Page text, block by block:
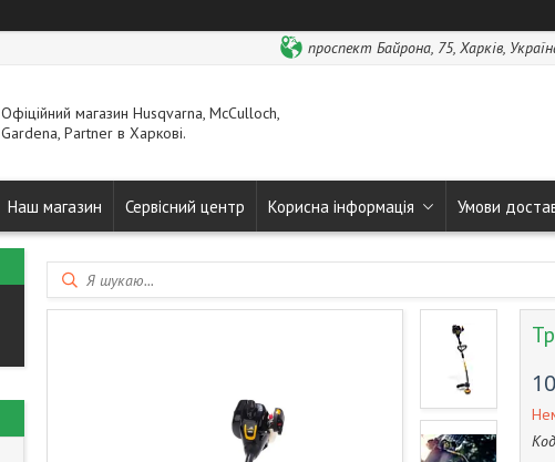
проспект Байрона, 75, Харків,
Офіційний магазин Husqvarna, McCulloch,
Gardena, Partner в Харкові.
Наш магазин Сервісний центр Корисна інформація Умови